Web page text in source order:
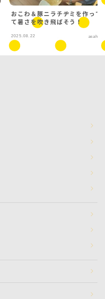
おこわ＆豚ニラチヂミを作って
て暑さを吹き飛ばそう！
2025.08.22 asahi横